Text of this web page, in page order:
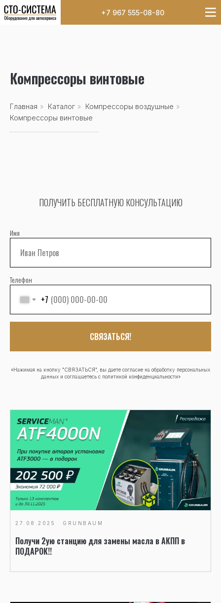
+7 967 555-08-80
Компрессоры винтовые
Главная » Каталог » Компрессоры воздушные »
Компрессоры винтовые
ПОЛУЧИТЬ БЕСПЛАТНУЮ КОНСУЛЬТАЦИЮ
Имя
Телефон
+7
СВЯЗАТЬСЯ!
«Нажимая на кнопку "СВЯЗАТЬСЯ", вы даете согласие на обработку персональных
данных и соглашаетесь c политикой конфиденциальности»
27.08.2025 GRUNBAUM
Получи 2ую станцию для замены масла в АКПП в
ПОДАРОК!!